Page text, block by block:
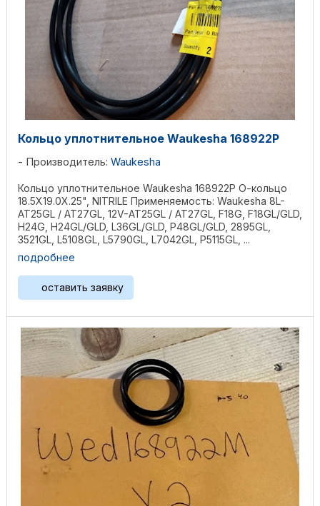
Кольцо уплотнительное Waukesha 168922P
Производитель: Waukesha
Кольцо уплотнительное Waukesha 168922P О-кольцо
18.5X19.0X.25", NITRILE Применяемость: Waukesha 8L-
AT25GL / AT27GL, 12V-AT25GL / AT27GL, F18G, F18GL/GLD,
H24G, H24GL/GLD, L36GL/GLD, P48GL/GLD, 2895GL,
3521GL, L5108GL, L5790GL, L7042GL, P5115GL, ...
подробнее
оставить заявку